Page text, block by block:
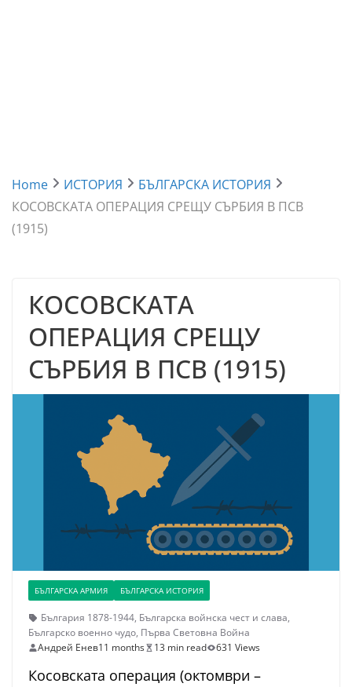
Home ИСТОРИЯ
БЪЛГАРСКА ИСТОРИЯ
КОСОВСКАТА ОПЕРАЦИЯ СРЕЩУ СЪРБИЯ В ПСВ
(1915)
КОСОВСКАТА
ОПЕРАЦИЯ СРЕЩУ
СЪРБИЯ В ПСВ (1915)
БЪЛГАРСКА АРМИЯ БЪЛГАРСКА ИСТОРИЯ
България 1878-1944, Българска войнска чест и слава,
Българско военно чудо, Първа Световна Война
Андрей Енев11 months 13 min read 631 Views
Косовската операция (октомври –